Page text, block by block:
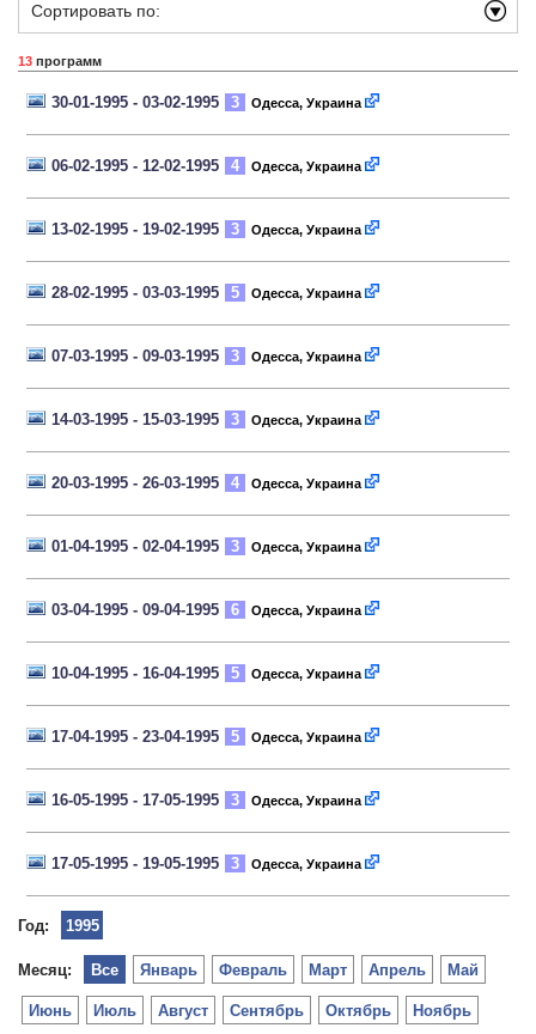
Сортировать по:
13 программ
30-01-1995 - 03-02-1995 3 Одесса, Украина
06-02-1995 - 12-02-1995 4 Одесса, Украина
13-02-1995 - 19-02-1995 3 Одесса, Украина
28-02-1995 - 03-03-1995 5 Одесса, Украина
07-03-1995 - 09-03-1995 3 Одесса, Украина
14-03-1995 - 15-03-1995 3 Одесса, Украина
20-03-1995 - 26-03-1995 4 Одесса, Украина
01-04-1995 - 02-04-1995 3 Одесса, Украина
03-04-1995 - 09-04-1995 6 Одесса, Украина
10-04-1995 - 16-04-1995 5 Одесса, Украина
17-04-1995 - 23-04-1995 5 Одесса, Украина
16-05-1995 - 17-05-1995 3 Одесса, Украина
17-05-1995 - 19-05-1995 3 Одесса, Украина
Год: 1995
Месяц: Январь Февраль Март Апрель Май
Июнь Июль Август Сентябрь Октябрь Ноябрь
Все